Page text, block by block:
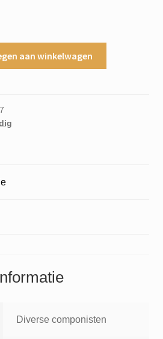
aan winkelwagen
Diverse componisten